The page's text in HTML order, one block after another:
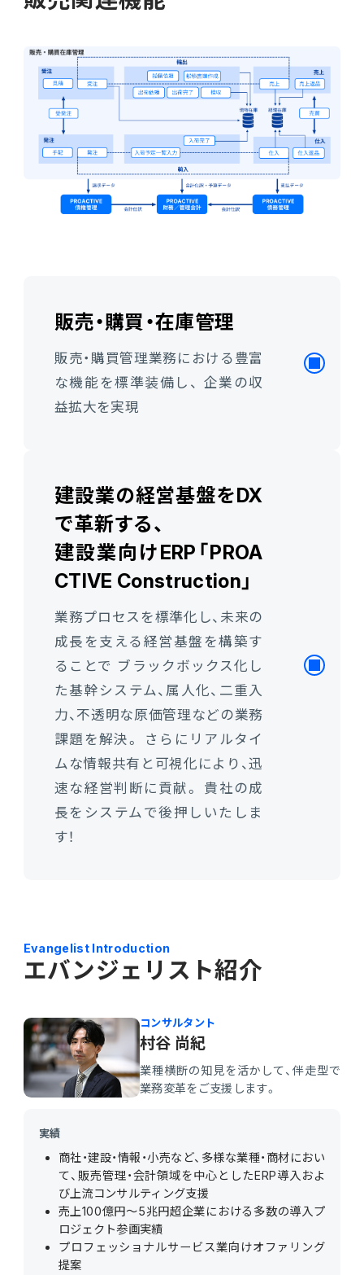
販売・購買・在庫管理
販売・購買管理業務における豊富
な機能を標準装備し、 企業の収
益拡大を実現
建設業の経営基盤をDX
で革新する、
建設業向けERP「PROA
CTIVE Construction」
業務プロセスを標準化し、未来の
成長を支える経営基盤を構築す
ることで ブラックボックス化し
た基幹システム、属人化、二重入
力、不透明な原価管理などの業務
課題を解決。
さらにリアルタイ
ムな情報共有と可視化により、迅
速な経営判断に貢献。
貴社の成
長をシステムで後押しいたしま
す！
Evangelist Introduction
エバンジェリスト紹介
コンサルタント
村谷 尚紀
業種横断の知見を活かして、伴走型で
業務変革をご支援します。
実績
商社・建設・情報・小売など、多様な業種・商材におい
て、販売管理・会計領域を中心としたERP導入およ
び上流コンサルティング支援
売上100億円～5兆円超企業における多数の導入プ
ロジェクト参画実績
プロフェッショナルサービス業向けオファリング
提案